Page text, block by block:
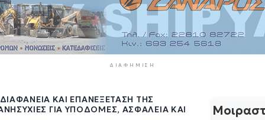
ΔΙΑΦΉΜΙΣΗ
ΚΑΙ ΕΠΑΝΕΞΈΤΑΣΗ ΤΗΣ
ΓΙΑ ΥΠΟΔΟΜΈΣ, ΑΣΦΆΛΕΙΑ ΚΑΙ